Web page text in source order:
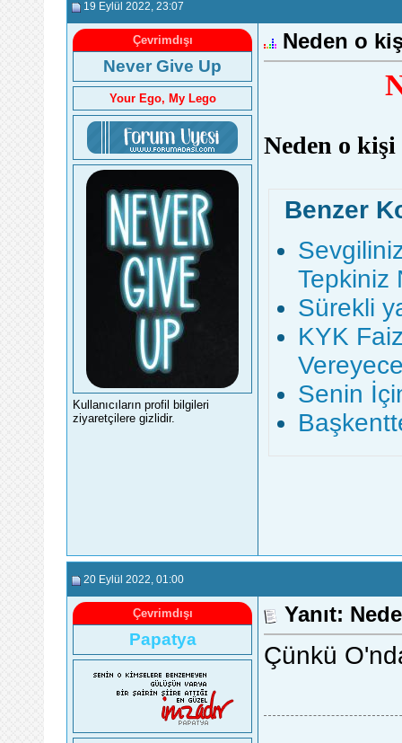
19 Eylül 2022 , 23:07
Çevrimdışı
Never Give Up
Your Ego, My Lego
Kullanıcıların profil bilgileri
ziyaretçilere gizlidir.
Neden o
Neden o
Benzer
Tepkiniz
Sürekli
KYK
Senin
20 Eylül 2022 , 01:00
Çevrimdışı
Papatya
Yanıt:
Çünkü